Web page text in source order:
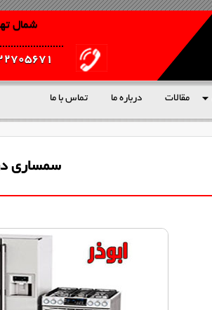
شمال
مقالات درباره ما تماس با ما
سمساری